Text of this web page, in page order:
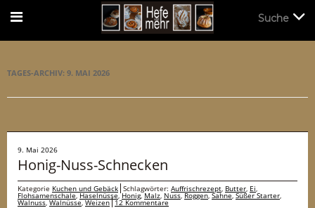
TAGES-ARCHIV: 9. MAI 2026
9. Mai 2026
Honig-Nuss-Schnecken
Kategorie Kuchen und Gebäck Schlagwörter: Auffrischrezept, Butter, Ei,
Flohsamenschale,Haselnüsse,Honig,Malz, Nuss,Roggen,Sahne,Süßer Starter,
Walnuss,Walnüsse,Weizen 12 Kommentare
Suche
Suche